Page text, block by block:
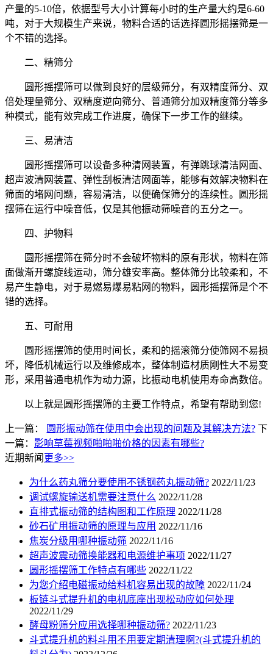
产量的5-10倍，依据型号大小计算每小时的生产量大约是6-60
吨，对于大规模生产来说，物料合适的话选择圆形摇摆筛是一
个不错的选择。
二、精筛分
圆形摇摆筛可以做到良好的层级筛分，有双精度筛分、双
倍处理量筛分、双精度逆向筛分、普通筛分加双精度筛分等多
种模式，能有效完成工作进度，确保下一步工作的继续。
三、易清洁
圆形摇摆筛可以设备多种清网装置，有弹跳球清洁网面、
超声波清网装置、弹性刮板清洁网面等，能够有效解决物料在
筛面的堵网问题，容易清洁，以便确保筛分的连续性。圆形摇
摆筛在运行中噪音低，仅是其他振动筛噪音的五分之一。
四、护物料
圆形摇摆筛在筛分时不会破坏物料的原有形状，物料在筛
面做渐开螺旋线运动，筛分雄安率高。整体筛分比较柔和，不
易产生静电，对于易燃易爆易粘网的物料，圆形摇摆筛是个不
错的选择。
五、可耐用
圆形摇摆筛的使用时间长，柔和的摇滚筛分使筛网不易损
坏，降低机械运行以及维修成本，整体制造材质刚性大不易变
形，采用普通电机作为动力源，比振动电机使用寿命高数倍。
以上就是圆形摇摆筛的主要工作特点，希望有帮助到您!
上一篇： 圆形振动筛在使用中会出现的问题及其解决方法? 下
一篇： 影响草莓视频啪啪啪价格的因素有哪些?
近期新闻 更多>>
为什么药丸筛分要使用不锈钢药丸振动筛? 2022/11/23
调试螺旋输送机需要注意什么 2022/11/28
直排式振动筛的结构图和工作原理 2022/11/28
砂石矿用振动筛的原理与应用 2022/11/16
焦炭分级用哪种振动筛 2022/11/16
超声波震动筛换能器和电源维护事项 2022/11/27
圆形摇摆筛工作特点有哪些 2022/11/22
为您介绍电磁振动给料机容易出现的故障 2022/11/24
板链斗式提升机的电机底座出现松动应如何处理
2022/11/29
酵母粉筛分应用选择哪种振动筛? 2022/11/23
斗式提升机的料斗用不用要定期清理啊?(斗式提升机的